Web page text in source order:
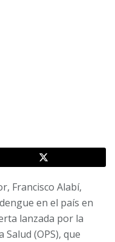
Francisco Alabí,
en el país en
lanzada por la
(OPS), que